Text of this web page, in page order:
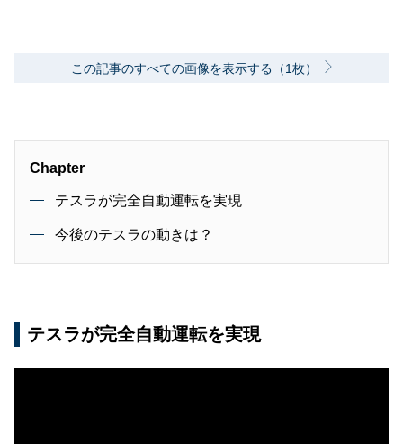
この記事のすべての画像を表示する（1枚）
Chapter
テスラが完全自動運転を実現
今後のテスラの動きは？
テスラが完全自動運転を実現